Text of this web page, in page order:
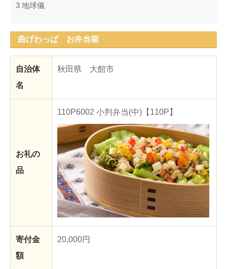
3 地球儀
曲げわっぱ お弁当箱
自治体
名
秋田県 大館市
お礼の
品
110P6002 小判弁当(中)【110P】
寄付金
額
20,000円
ままてぃ編集部